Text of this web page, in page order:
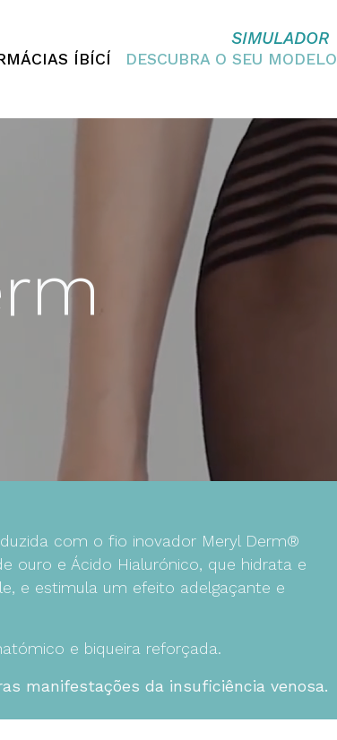
ÍBÍCÍ
SIMULADOR
DESCUBRA O SEU MODELO
com o fio inovador Meryl Derm®
ouro e Ácido Hialurónico, que hidrata e
e estimula um efeito adelgaçante e
e biqueira reforçada.
manifestações da insuficiência venosa.